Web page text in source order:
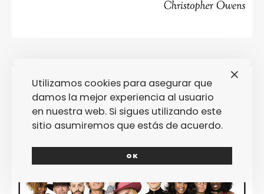
Utilizamos cookies para asegurar que
damos la mejor experiencia al usuario
en nuestra web. Si sigues utilizando este
sitio asumiremos que estás de acuerdo.
OK